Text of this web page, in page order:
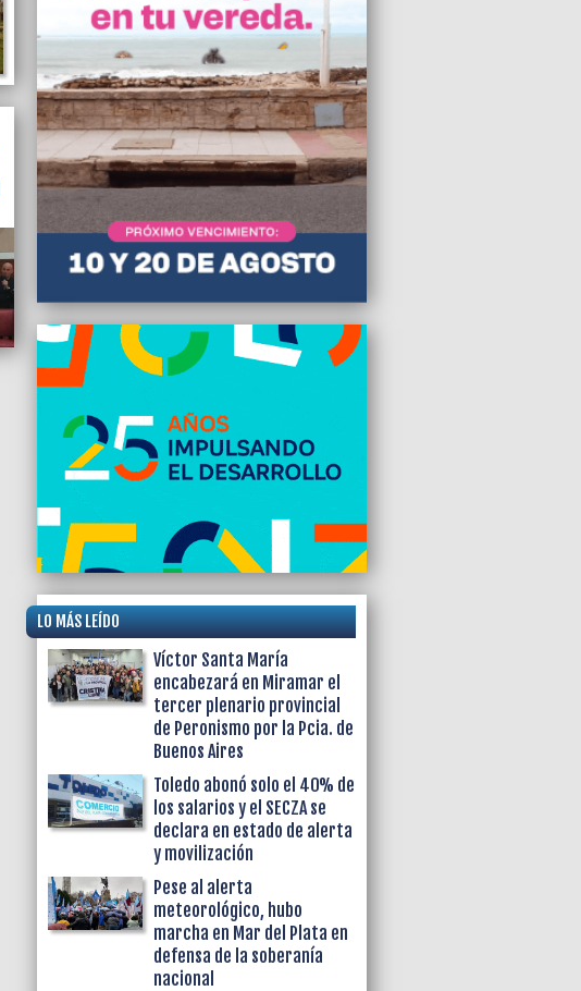
LO MÁS LEÍDO
Víctor Santa María
encabezará en Miramar el
tercer plenario provincial
de Peronismo por la Pcia. de
Buenos Aires
Toledo abonó solo el 40% de
los salarios y el SECZA se
declara en estado de alerta
y movilización
Pese al alerta
meteorológico, hubo
marcha en Mar del Plata en
defensa de la soberanía
nacional